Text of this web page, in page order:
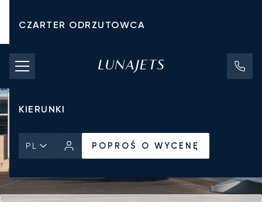
CZARTER ODRZUTOWCA
KOSZTY CZARTERU
PRYWATNE ODRZUTOWCE
KIERUNKI
PL POPROŚ O WYCENĘ